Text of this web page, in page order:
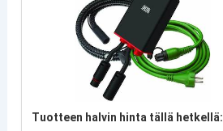
Tuotteen halvin hinta tällä hetkellä: